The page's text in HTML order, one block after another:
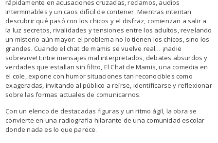
rápidamente en acusaciones cruzadas, reclamos, audios
interminables y un caos difícil de contener. Mientras intentan
descubrir qué pasó con los chicos y el disfraz, comienzan a salir a
la luz secretos, rivalidades y tensiones entre los adultos, revelando
un misterio aún mayor: el problema no lo tienen los chicos, sino los
grandes. Cuando el chat de mamis se vuelve real… ¡nadie
sobrevive! Entre mensajes mal interpretados, debates absurdos y
verdades que estallan sin filtro, El Chat de Mamis, una comedia en
el cole, expone con humor situaciones tan reconocibles como
exageradas, invitando al público a reírse, identificarse y reflexionar
sobre las formas actuales de comunicarnos.
Con un elenco de destacadas figuras y un ritmo ágil, la obra se
convierte en una radiografía hilarante de una comunidad escolar
donde nada es lo que parece.